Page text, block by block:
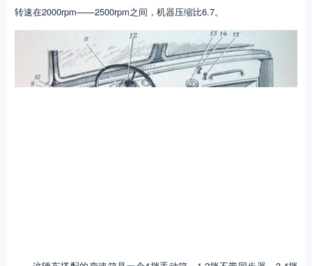
转速在2000rpm——2500rpm之间，机器压缩比6.7。